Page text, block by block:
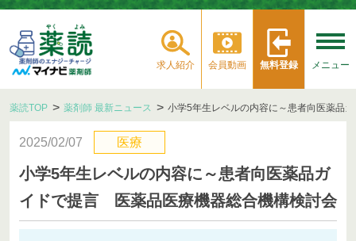
求人紹介 会員動画 無料登録 メニュー
薬読TOP 薬剤師 最新ニュース 小学5年生レベルの内容に～患者向医薬品
2025/02/07 医療
小学5年生レベルの内容に～患者向医薬品ガ
イドで提言 医薬品医療機器総合機構検討会